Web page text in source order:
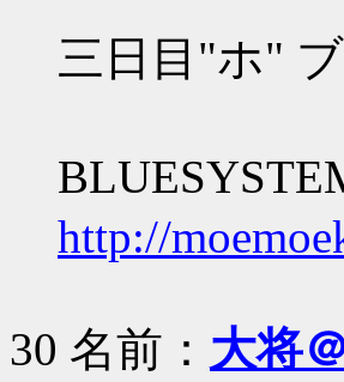
三日目"ホ"
http://
30 名前： 大将